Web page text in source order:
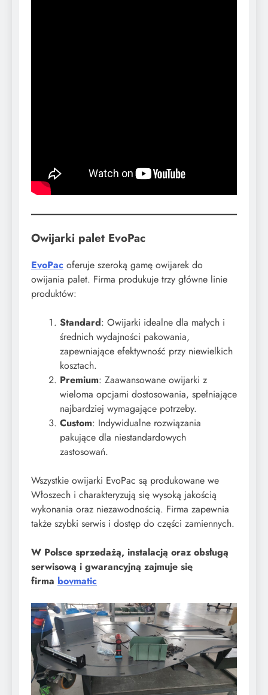
Owijarki palet EvoPac
EvoPac oferuje szeroką gamę owijarek do
owijania palet. Firma produkuje trzy główne linie
produktów:
Standard: Owijarki idealne dla małych i
średnich wydajności pakowania,
zapewniające efektywność przy niewielkich
kosztach.
Premium: Zaawansowane owijarki z
wieloma opcjami dostosowania, spełniające
najbardziej wymagające potrzeby.
Custom: Indywidualne rozwiązania
pakujące dla niestandardowych
zastosowań.
Wszystkie owijarki EvoPac są produkowane we
Włoszech i charakteryzują się wysoką jakością
wykonania oraz niezawodnością. Firma zapewnia
także szybki serwis i dostęp do części zamiennych.
W Polsce sprzedażą, instalacją oraz obsługą
serwisową i gwarancyjną zajmuje się
firma bovmatic